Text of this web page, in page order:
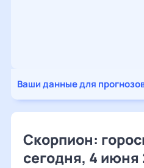
Ваши данные для
Скорпион:
сегодня, 4 июня